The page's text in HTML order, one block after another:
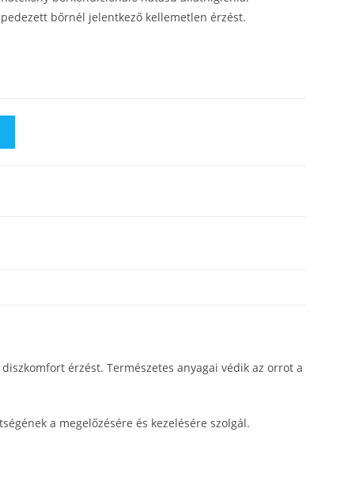
bőrnél jelentkező kellemetlen érzést.
érzést. Természetes anyagai védik az orrot a
a megelőzésére és kezelésére szolgál.